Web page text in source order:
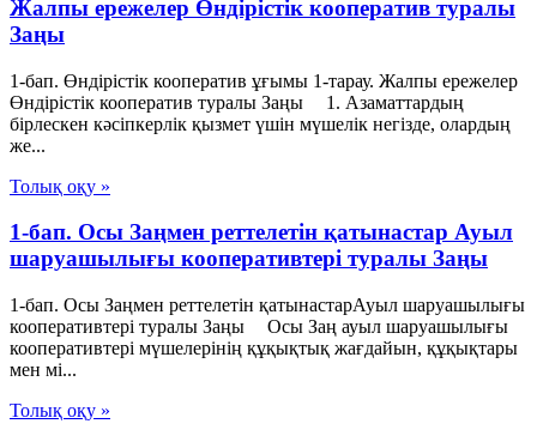
Жалпы ережелер Өндiрiстiк кооператив туралы
Заңы
1-бап. Өндiрiстiк кооператив ұғымы 1-тарау. Жалпы ережелер
Өндiрiстiк кооператив туралы Заңы 1. Азаматтардың
бiрлескен кәсiпкерлiк қызмет үшiн мүшелiк негiзде, олардың
же...
Толық оқу »
1-бап. Осы Заңмен реттелетін қатынастар Ауыл
шаруашылығы кооперативтері туралы Заңы
1-бап. Осы Заңмен реттелетін қатынастарАуыл шаруашылығы
кооперативтері туралы Заңы Осы Заң ауыл шаруашылығы
кооперативтері мүшелерінің құқықтық жағдайын, құқықтары
мен мі...
Толық оқу »